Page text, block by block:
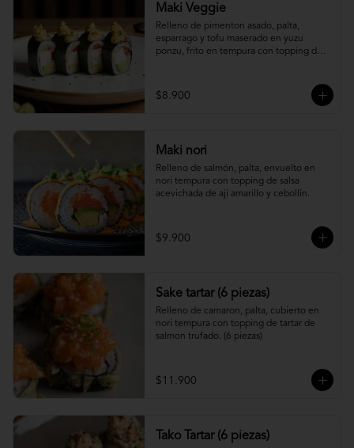
Maki Veggie
Relleno de pimenton asado, palta,
esparrago y tofu maserado en yuzu
ponzu, frito en tempura con topping de
$8.900
Maki nori
Relleno de salmón, palta, envuelto en
nori tempura con topping de salsa
acevichada de ají amarillo y cebollín.
$9.900
Sake tartar (6 piezas)
Relleno de camaron, palta, cubierto en
nori tempura con topping de tartar de
salmon trufado. (6 piezas)
$11.900
Tako Tartar (6 piezas)